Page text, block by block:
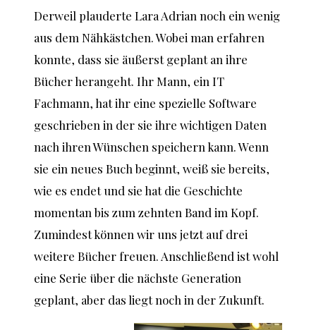
Derweil plauderte Lara Adrian noch ein wenig
aus dem Nähkästchen. Wobei man erfahren
konnte, dass sie äußerst geplant an ihre
Bücher herangeht. Ihr Mann, ein IT
Fachmann, hat ihr eine spezielle Software
geschrieben in der sie ihre wichtigen Daten
nach ihren Wünschen speichern kann. Wenn
sie ein neues Buch beginnt, weiß sie bereits,
wie es endet und sie hat die Geschichte
momentan bis zum zehnten Band im Kopf.
Zumindest können wir uns jetzt auf drei
weitere Bücher freuen. Anschließend ist wohl
eine Serie über die nächste Generation
geplant, aber das liegt noch in der Zukunft.